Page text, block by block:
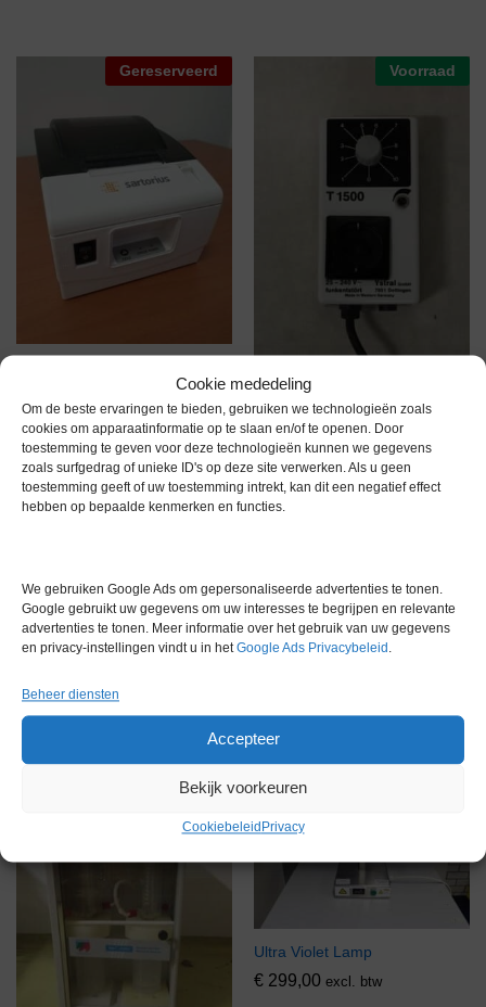
Cookie mededeling
Om de beste ervaringen te bieden, gebruiken we technologieën zoals
cookies om apparaatinformatie op te slaan en/of te openen. Door
toestemming te geven voor deze technologieën kunnen we gegevens
zoals surfgedrag of unieke ID's op deze site verwerken. Als u geen
toestemming geeft of uw toestemming intrekt, kan dit een negatief effect
hebben op bepaalde kenmerken en functies.
We gebruiken Google Ads om gepersonaliseerde advertenties te tonen.
Google gebruikt uw gegevens om uw interesses te begrijpen en relevante
advertenties te tonen. Meer informatie over het gebruik van uw gegevens
en privacy-instellingen vindt u in hetGoogle Ads Privacybeleid .
Beheer diensten
Accepteer
Bekijk voorkeuren
Cookiebeleid Privacy
Gereserveerd Voorraad
Ystral T1500 Fase Regeling
€149,00 excl. btw
Voorraad
€299,00 excl. btw
€499,00 excl. btw
Gereserveerd
Ultra Violet Lamp
€ 299,00 excl. btw